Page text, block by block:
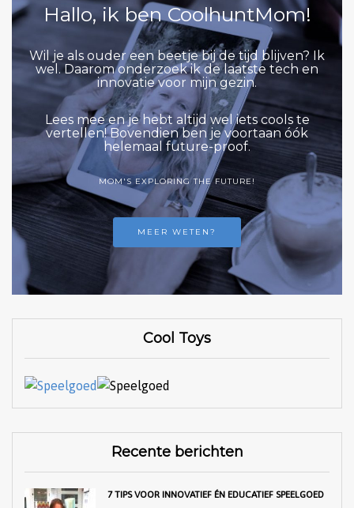
Hallo, ik ben CoolhuntMom!
Wil je als ouder een beetje bij de tijd blijven? Ik
wel. Daarom onderzoek ik de laatste tech en
innovatie voor mijn gezin.
Lees mee en je hebt altijd wel iets cools te
vertellen! Bovendien ben je voortaan óók
helemaal future-proof.
MOM'S EXPLORING THE FUTURE!
MEER WETEN?
Cool Toys
Recente berichten
7 TIPS VOOR INNOVATIEF ÉN EDUCATIEF SPEELGOED